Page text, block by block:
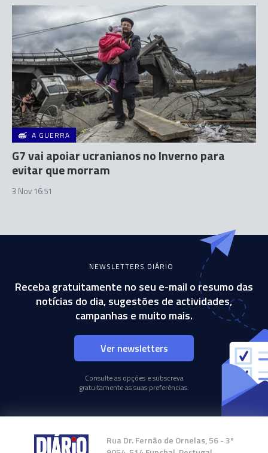
A GUERRA
G7 vai apoiar ucranianos no Inverno para
evitar que morram
3 Nov 16:51
NEWSLETTERS DIÁRIO
Receba gratuitamente no seu e-mail o resumo das
notícias do dia, sugestões de actividades,
campanhas e muito mais.
Ver newsletters
Consulte as opções e subscreva
gratuitamente as suas preferências.
Rua Dr. Fernão de Ornelas, 56 - 3º